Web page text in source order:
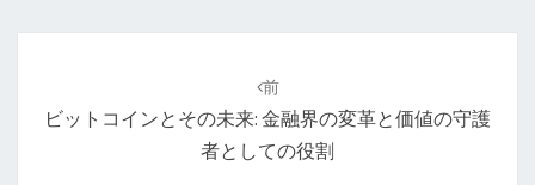
前
ビットコインとその未来: 金融界の変革と価値の守護
者としての役割